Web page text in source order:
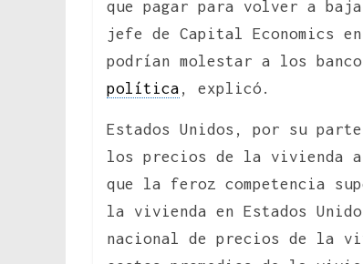
que pagar para volver a
jefe de Capital Economics
podrían molestar a los
política , explicó.
Estados Unidos, por su
los precios de la vivienda
que la feroz competencia
la vivienda en Estados
nacional de precios de la